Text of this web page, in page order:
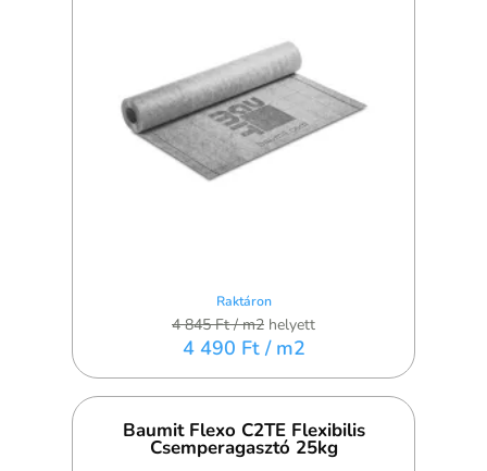
Raktáron
4 845 Ft/ m2 helyett
4 490 Ft / m2
Baumit Flexo C2TE Flexibilis
Csemperagasztó 25kg